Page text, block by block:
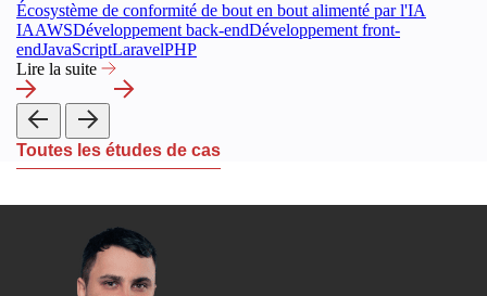
Écosystème de conformité de bout en bout alimenté par l'IA
IAAWSDéveloppement back-endDéveloppement front-
endJavaScriptLaravelPHP
Lire la suite
Toutes les études de cas